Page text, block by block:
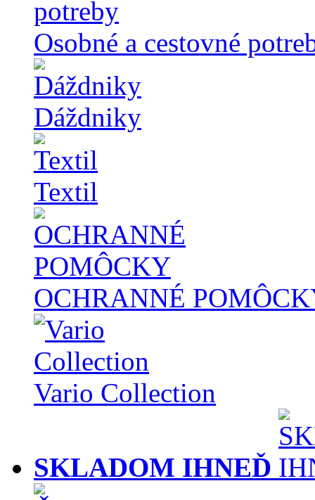
Osobné a cestovné
Dáždniky
Textil
OCHRANNÉ
Vario Collection
SKLADOM IHNEĎ